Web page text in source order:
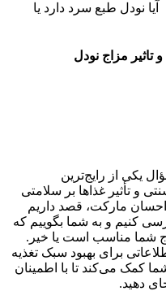
آیا نودل طبع سرد دارد یا
تاثیر مزاج نودل
یکی از رایج‌ترین
و تأثیر غذاها بر سلامتی
احسان مارکت، قصد داریم
کنیم و به شما بگوییم که
شما مناسب است یا خیر.
برای بهبود سبک تغذیه
کمک می‌کند تا با اطمینان
دهید.